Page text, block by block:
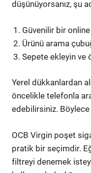
düşünüyorsanız, şu
Güvenilir bir
Ürünü arama
Sepete ekleyin ve
Yerel dükkanlardan
öncelikle telefonla
edebilirsiniz.
OCB Virgin poşet
pratik bir seçimdir.
filtreyi denemek